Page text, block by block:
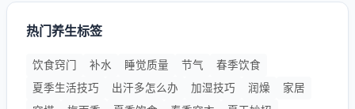
热门养生标签
饮食窍门 补水 睡觉质量 节气
春季饮食
夏季生活技巧
出汗多怎么办 加湿技巧 润燥
家居